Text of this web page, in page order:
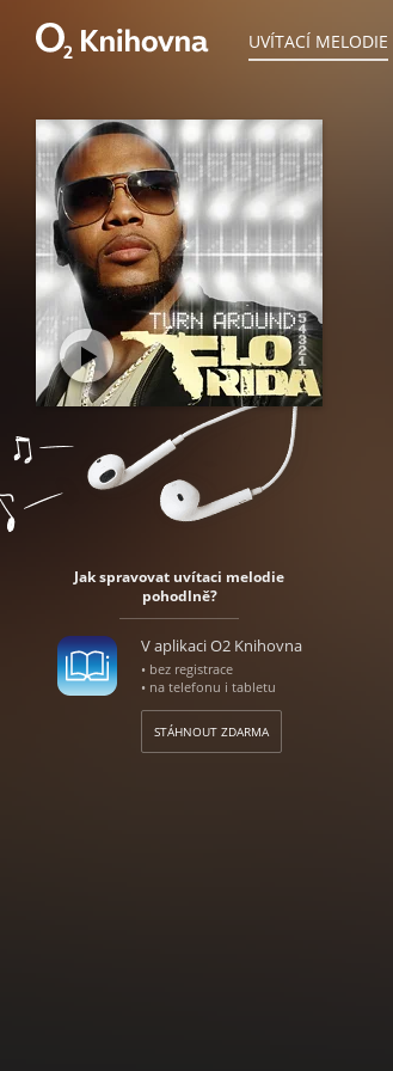
UVÍTACÍ MELODIE
Jak spravovat uvítaci melodie
pohodlně?
V aplikaci O2 Knihovna
• bez registrace
• na telefonu i tabletu
STÁHNOUT ZDARMA